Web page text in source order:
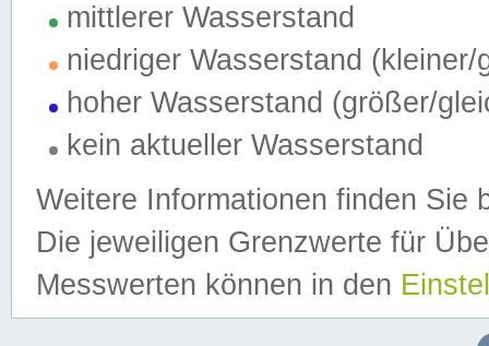
mittlerer Wasserstand
niedriger Wasserstand (kleiner/
hoher Wasserstand (größer/
kein aktueller Wasserstand
Weitere Informationen finden Sie
Die jeweiligen Grenzwerte für
Messwerten können in den